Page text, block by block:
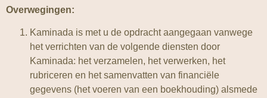
Overwegingen:
Kaminada is met u de opdracht aangegaan vanwege
het verrichten van de volgende diensten door
Kaminada: het verzamelen, het verwerken, het
rubriceren en het samenvatten van financiële
gegevens (het voeren van een boekhouding) alsmede